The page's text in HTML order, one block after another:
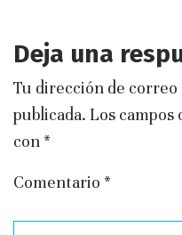
Deja una
Tu dirección de
publicada. Los campos
con *
Comentario *